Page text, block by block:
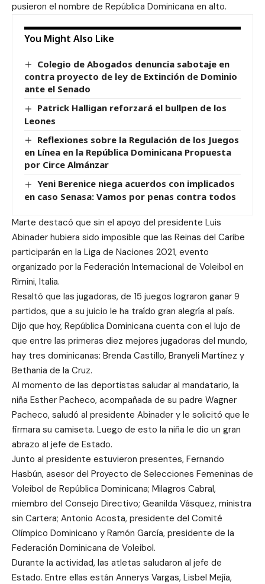
pusieron el nombre de República Dominicana en alto.
You Might Also Like
Colegio de Abogados denuncia sabotaje en
contra proyecto de ley de Extinción de Dominio
ante el Senado
Patrick Halligan reforzará el bullpen de los
Leones
Reflexiones sobre la Regulación de los Juegos
en Línea en la República Dominicana Propuesta
por Circe Almánzar
Yeni Berenice niega acuerdos con implicados
en caso Senasa: Vamos por penas contra todos
Marte destacó que sin el apoyo del presidente Luis
Abinader hubiera sido imposible que las Reinas del Caribe
participarán en la Liga de Naciones 2021, evento
organizado por la Federación Internacional de Voleibol en
Rimini, Italia.
Resaltó que las jugadoras, de 15 juegos lograron ganar 9
partidos, que a su juicio le ha traído gran alegría al país.
Dijo que hoy, República Dominicana cuenta con el lujo de
que entre las primeras diez mejores jugadoras del mundo,
hay tres dominicanas: Brenda Castillo, Branyeli Martínez y
Bethania de la Cruz.
Al momento de las deportistas saludar al mandatario, la
niña Esther Pacheco, acompañada de su padre Wagner
Pacheco, saludó al presidente Abinader y le solicitó que le
firmara su camiseta. Luego de esto la niña le dio un gran
abrazo al jefe de Estado.
Junto al presidente estuvieron presentes, Fernando
Hasbún, asesor del Proyecto de Selecciones Femeninas de
Voleibol de República Dominicana; Milagros Cabral,
miembro del Consejo Directivo; Geanilda Vásquez, ministra
sin Cartera; Antonio Acosta, presidente del Comité
Olímpico Dominicano y Ramón García, presidente de la
Federación Dominicana de Voleibol.
Durante la actividad, las atletas saludaron al jefe de
Estado. Entre ellas están Annerys Vargas, Lisbel Mejía,